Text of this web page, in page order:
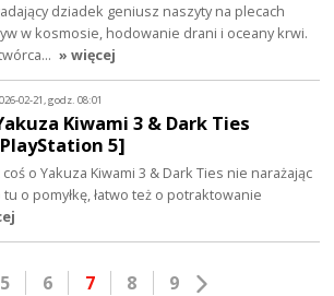
dziadek geniusz naszyty na plecach
w kosmosie, hodowanie drani i oceany krwi.
» więcej
02-21, godz. 08:01
Kiwami 3 & Dark Ties
5]
o Yakuza Kiwami 3 & Dark Ties nie narażając
o pomyłkę, łatwo też o potraktowanie
5 6 7 8 9